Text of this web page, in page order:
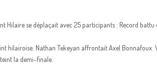
Hilaire se déplaçait avec 25 participants : Record battu
hilairoise. Nathan Tekeyan affrontait Axel Bonnafoux.
la demi-finale.